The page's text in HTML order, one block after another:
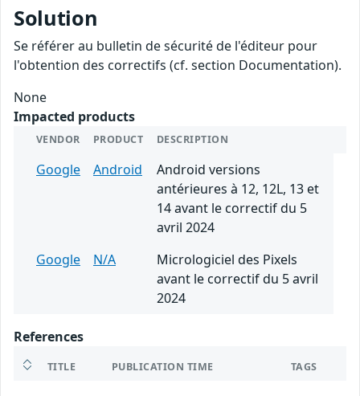
Solution
Se référer au bulletin de sécurité de l'éditeur pour
l'obtention des correctifs (cf. section Documentation).
None
Impacted products
VENDOR PRODUCT DESCRIPTION
Google Android
Android versions
antérieures à 12, 12L, 13 et
14 avant le correctif du 5
avril 2024
Google
N/A
Micrologiciel des Pixels
avant le correctif du 5 avril
2024
References
TITLE PUBLICATION TIME TAGS